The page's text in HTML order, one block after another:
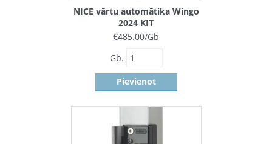
NICE vārtu automātika Wingo
2024 KIT
€485.00/Gb
Gb.
Pievienot